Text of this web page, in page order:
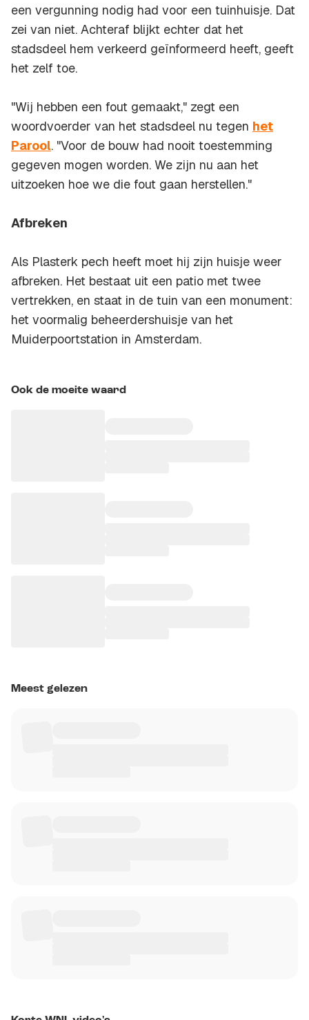
een vergunning nodig had voor een tuinhuisje. Dat
zei van niet. Achteraf blijkt echter dat het
stadsdeel hem verkeerd geïnformeerd heeft, geeft
het zelf toe.
"Wij hebben een fout gemaakt," zegt een
woordvoerder van het stadsdeel nu tegen het
Parool. "Voor de bouw had nooit toestemming
gegeven mogen worden. We zijn nu aan het
uitzoeken hoe we die fout gaan herstellen."
Afbreken
Als Plasterk pech heeft moet hij zijn huisje weer
afbreken. Het bestaat uit een patio met twee
vertrekken, en staat in de tuin van een monument:
het voormalig beheerdershuisje van het
Muiderpoortstation in Amsterdam.
Ook de moeite waard
Meest gelezen